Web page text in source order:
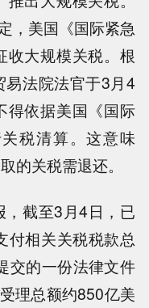
，美国《国际紧急
收大规模关税。根
法院法官于3月4
得依据美国《国际
税清算。这意味
的关税需退还。
截至3月4日，已
付相关关税税款总
交的一份法律文件
理总额约850亿美